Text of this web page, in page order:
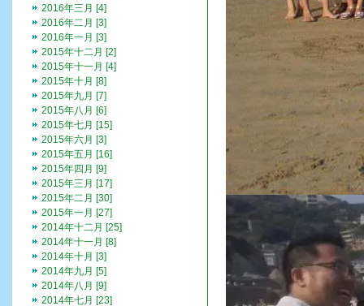
2016年三月 [4]
2016年二月 [3]
2016年一月 [3]
2015年十二月 [2]
2015年十一月 [4]
2015年十月 [8]
2015年九月 [7]
2015年八月 [6]
2015年七月 [15]
2015年六月 [3]
2015年五月 [16]
2015年四月 [9]
2015年三月 [17]
2015年二月 [30]
2015年一月 [27]
2014年十二月 [25]
2014年十一月 [8]
2014年十月 [3]
2014年九月 [5]
2014年八月 [9]
2014年七月 [23]